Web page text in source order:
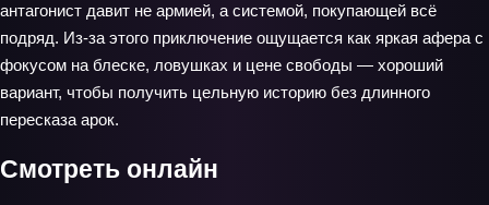
антагонист давит не армией, а системой, покупающей всё
подряд. Из‑за этого приключение ощущается как яркая афера с
фокусом на блеске, ловушках и цене свободы — хороший
вариант, чтобы получить цельную историю без длинного
пересказа арок.
Смотреть онлайн